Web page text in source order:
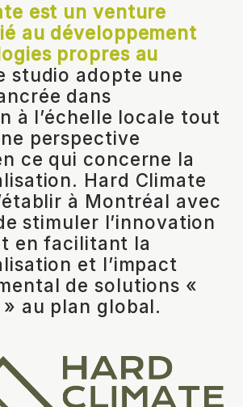
est un venture
au développement
propres au
studio adopte une
dans
à l’échelle locale tout
perspective
ce qui concerne la
Hard Climate
à Montréal avec
stimuler l’innovation
en facilitant la
et l’impact
de solutions «
» au plan global.